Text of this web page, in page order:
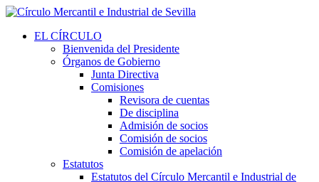
EL CÍRCULO
Bienvenida del Presidente
Órganos de Gobierno
Junta Directiva
Comisiones
Revisora de cuentas
De disciplina
Admisión de socios
Comisión de socios
Comisión de apelación
Estatutos
Estatutos del Círculo Mercantil e Industrial de